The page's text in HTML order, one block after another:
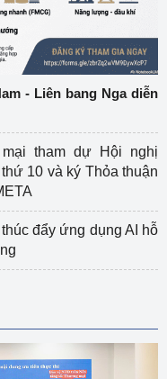
- Liên bang Nga diễn
tham dự Hội nghị
10 và ký Thỏa thuận
đẩy ứng dụng AI hỗ